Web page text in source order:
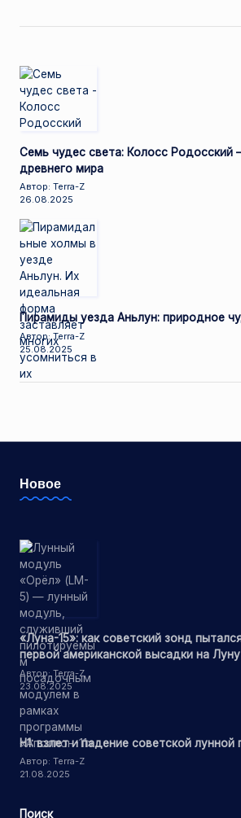
Семь чудес света: Колосс Родосский
древнего мира
Автор: Terra-Z
26.08.2025
Пирамиды уезда Аньлун: природное
Автор: Terra-Z
25.08.2025
Новое
«Луна-15»: как советский зонд
первой американской высадки на Луну
Автор: Terra-Z
23.08.2025
Н1: взлет и падение советской
Автор: Terra-Z
21.08.2025
Поиск